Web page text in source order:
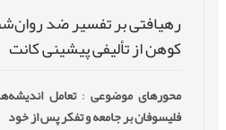
رهیافتی بر تفسیر ضد
کوهن از تألیفی پیشینی کانت
محورهای موضوعی: تعامل
فلیسوفان بر جامعه و تفکر پس از خود